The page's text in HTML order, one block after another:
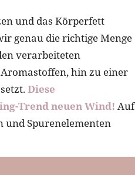
und das Körperfett
genau die richtige Menge
verarbeiteten
hin zu einer
Diese
Trend neuen Wind! Auf
und Spurenelementen